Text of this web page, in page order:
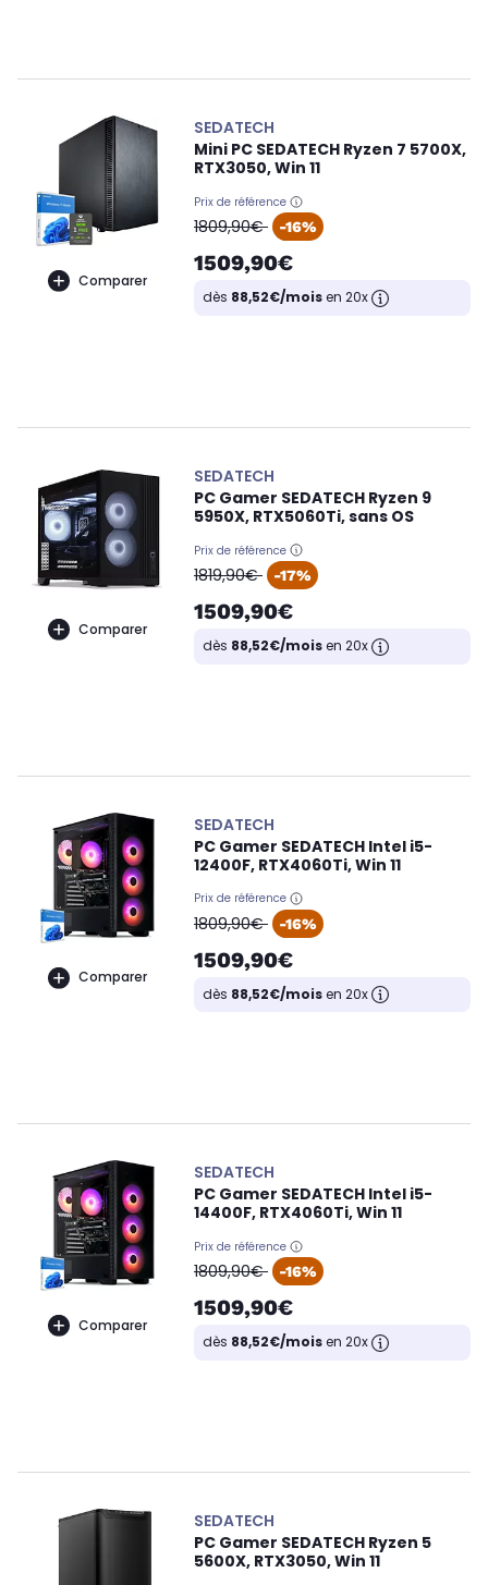
Comparer
SEDATECH
Mini PC SEDATECH Ryzen 7 5700X,
RTX3050, Win 11
Prix de référence
oldPrice
1809,90€ -16%
1509,90€
dès 88,52€/moisen 20x
Comparer
SEDATECH
PC Gamer SEDATECH Ryzen 9
5950X, RTX5060Ti, sans OS
Prix de référence
oldPrice
1819,90€ -17%
1509,90€
dès 88,52€/moisen 20x
Comparer
SEDATECH
PC Gamer SEDATECH Intel i5-
12400F, RTX4060Ti, Win 11
Prix de référence
oldPrice
1809,90€ -16%
1509,90€
dès 88,52€/moisen 20x
Comparer
SEDATECH
PC Gamer SEDATECH Intel i5-
14400F, RTX4060Ti, Win 11
Prix de référence
oldPrice
1809,90€ -16%
1509,90€
dès 88,52€/moisen 20x
SEDATECH
PC Gamer SEDATECH Ryzen 5
5600X, RTX3050, Win 11